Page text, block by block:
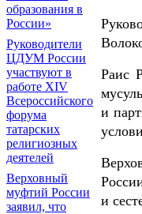
образования в
России»
Руководители
ЦДУМ России
участвуют в
работе XIV
Всероссийского
форума
татарских
религиозных
деятелей
Верховный
муфтий России
заявил, что
Раис
и
и